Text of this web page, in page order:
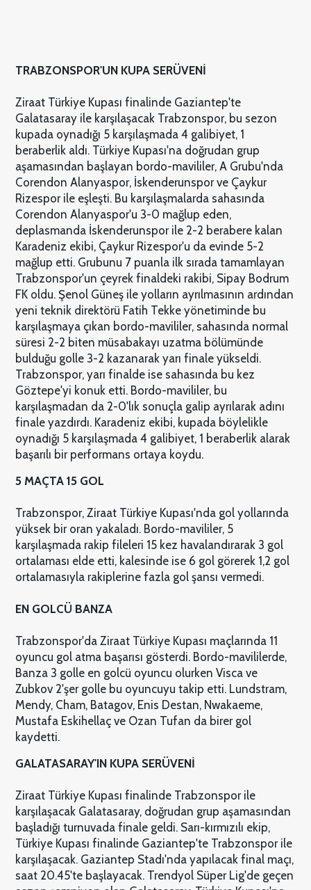
TRABZONSPOR'UN KUPA SERÜVENİ
Ziraat Türkiye Kupası finalinde Gaziantep'te
Galatasaray ile karşılaşacak Trabzonspor, bu sezon
kupada oynadığı 5 karşılaşmada 4 galibiyet, 1
beraberlik aldı. Türkiye Kupası'na doğrudan grup
aşamasından başlayan bordo-mavililer, A Grubu'nda
Corendon Alanyaspor, İskenderunspor ve Çaykur
Rizespor ile eşleşti. Bu karşılaşmalarda sahasında
Corendon Alanyaspor'u 3-0 mağlup eden,
deplasmanda İskenderunspor ile 2-2 berabere kalan
Karadeniz ekibi, Çaykur Rizespor'u da evinde 5-2
mağlup etti. Grubunu 7 puanla ilk sırada tamamlayan
Trabzonspor'un çeyrek finaldeki rakibi, Sipay Bodrum
FK oldu. Şenol Güneş ile yolların ayrılmasının ardından
yeni teknik direktörü Fatih Tekke yönetiminde bu
karşılaşmaya çıkan bordo-mavililer, sahasında normal
süresi 2-2 biten müsabakayı uzatma bölümünde
bulduğu golle 3-2 kazanarak yarı finale yükseldi.
Trabzonspor, yarı finalde ise sahasında bu kez
Göztepe'yi konuk etti. Bordo-mavililer, bu
karşılaşmadan da 2-0'lık sonuçla galip ayrılarak adını
finale yazdırdı. Karadeniz ekibi, kupada böylelikle
oynadığı 5 karşılaşmada 4 galibiyet, 1 beraberlik alarak
başarılı bir performans ortaya koydu.
5 MAÇTA 15 GOL
Trabzonspor, Ziraat Türkiye Kupası'nda gol yollarında
yüksek bir oran yakaladı. Bordo-mavililer, 5
karşılaşmada rakip fileleri 15 kez havalandırarak 3 gol
ortalaması elde etti, kalesinde ise 6 gol görerek 1,2 gol
ortalamasıyla rakiplerine fazla gol şansı vermedi.
EN GOLCÜ BANZA
Trabzonspor'da Ziraat Türkiye Kupası maçlarında 11
oyuncu gol atma başarısı gösterdi. Bordo-mavililerde,
Banza 3 golle en golcü oyuncu olurken Visca ve
Zubkov 2'şer golle bu oyuncuyu takip etti. Lundstram,
Mendy, Cham, Batagov, Enis Destan, Nwakaeme,
Mustafa Eskihellaç ve Ozan Tufan da birer gol
kaydetti.
GALATASARAY'IN KUPA SERÜVENİ
Ziraat Türkiye Kupası finalinde Trabzonspor ile
karşılaşacak Galatasaray, doğrudan grup aşamasından
başladığı turnuvada finale geldi. Sarı-kırmızılı ekip,
Türkiye Kupası finalinde Gaziantep'te Trabzonspor ile
karşılaşacak. Gaziantep Stadı'nda yapılacak final maçı,
saat 20.45'te başlayacak. Trendyol Süper Lig'de geçen